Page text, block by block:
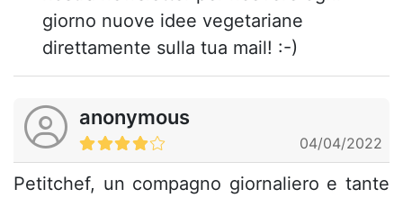
giorno nuove idee vegetariane
direttamente sulla tua mail! :-)
anonymous
04/04/2022
Petitchef, un compagno giornaliero e tante